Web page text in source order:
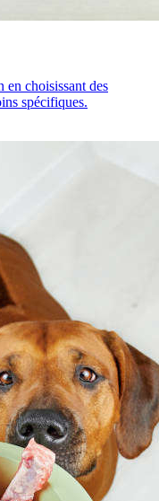
choisissant des
spécifiques.